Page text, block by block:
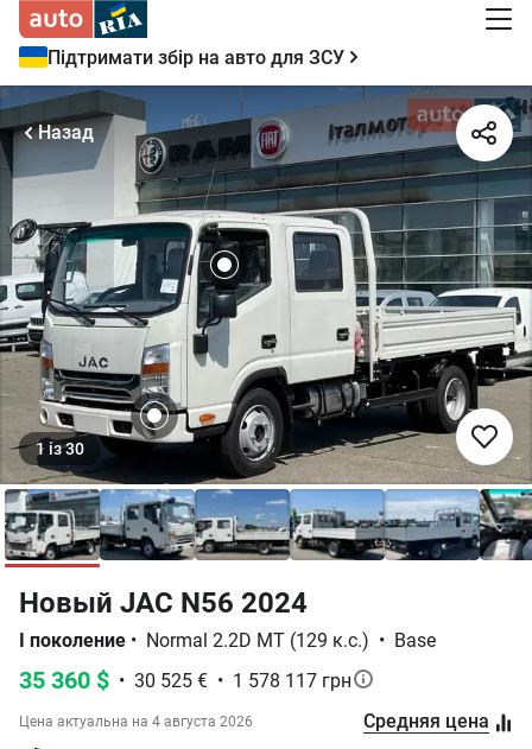
Підтримати збір на авто для ЗСУ
1 із30
Назад
Новый JAC N56 2024
I поколение • Normal 2.2D MT (129 к.с.) • Base
35 360 $ • 30 525 € • 1 578 117 грн
Цена актуальна на 4 августа 2026
Средняя цена